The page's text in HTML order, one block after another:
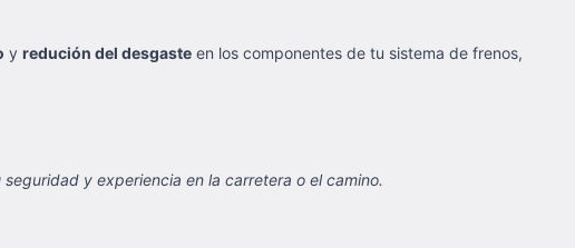
y redución del desgaste en los componentes de tu sistema de frenos,
y experiencia en la carretera o el camino.